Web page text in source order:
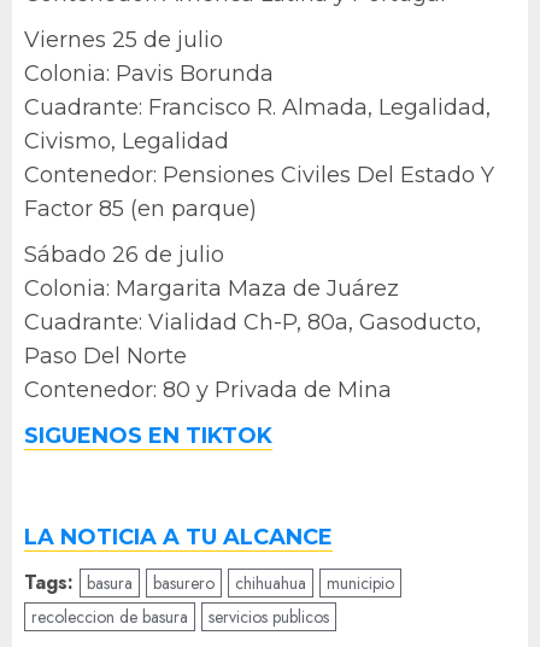
Viernes 25 de julio
Colonia: Pavis Borunda
Cuadrante: Francisco R. Almada, Legalidad,
Civismo, Legalidad
Contenedor: Pensiones Civiles Del Estado Y
Factor 85 (en parque)
Sábado 26 de julio
Colonia: Margarita Maza de Juárez
Cuadrante: Vialidad Ch-P, 80a, Gasoducto,
Paso Del Norte
Contenedor: 80 y Privada de Mina
SIGUENOS EN TIKTOK
LA NOTICIA A TU ALCANCE
Tags: basura basurero chihuahua
municipio
recoleccion de basura
servicios publicos